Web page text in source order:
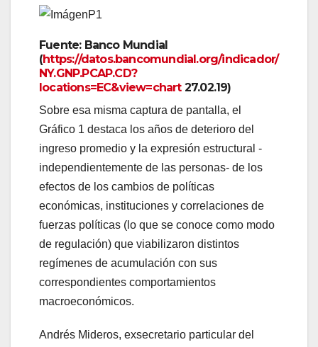
Fuente: Banco Mundial
(https://datos.bancomundial.org/indicador/
NY.GNP.PCAP.CD?
locations=EC&view=chart27.02.19)
Sobre esa misma captura de pantalla, el
Gráfico 1 destaca los años de deterioro del
ingreso promedio y la expresión estructural -
independientemente de las personas- de los
efectos de los cambios de políticas
económicas, instituciones y correlaciones de
fuerzas políticas (lo que se conoce como modo
de regulación) que viabilizaron distintos
regímenes de acumulación con sus
correspondientes comportamientos
macroeconómicos.
Andrés Mideros, exsecretario particular del